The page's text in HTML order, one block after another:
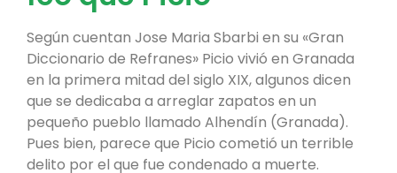
Según cuentan Jose Maria Sbarbi en su «Gran
Diccionario de Refranes» Picio vivió en Granada
en la primera mitad del siglo XIX, algunos dicen
que se dedicaba a arreglar zapatos en un
pequeño pueblo llamado Alhendín (Granada).
Pues bien, parece que Picio cometió un terrible
delito por el que fue condenado a muerte.